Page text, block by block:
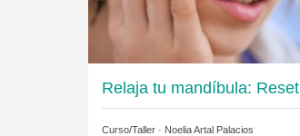
Relaja tu mandíbula: Reset
Curso/Taller · Noelia Artal Palacios